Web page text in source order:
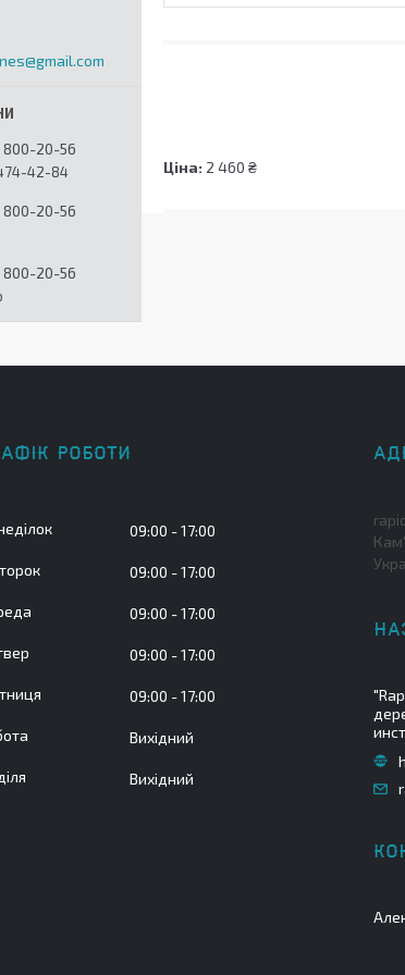
Ціна: 2 460 ₴
800-20-56
42-84
800-20-56
800-20-56
РОБОТИ
09:00 17:00
09:00 17:00
09:00 17:00
09:00 17:00
09:00 17:00
Вихідний
Вихідний